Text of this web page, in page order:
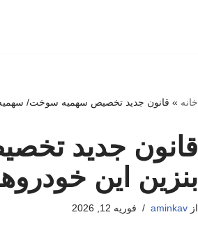
خانه » قانون جدید تخصیص سهمیه سوخت/
قانون جدید
بنزین این
ازaminkav فوریه 12, 2026